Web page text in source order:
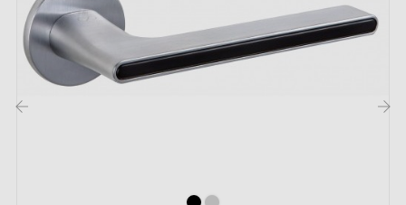
Adaptateurs de montage
Deux tiges carrées : 7x7 mm pour la France, 8x8 mm
pour la Belgique, la Suisse et l'UE
Vis M4 pour une fixation robuste